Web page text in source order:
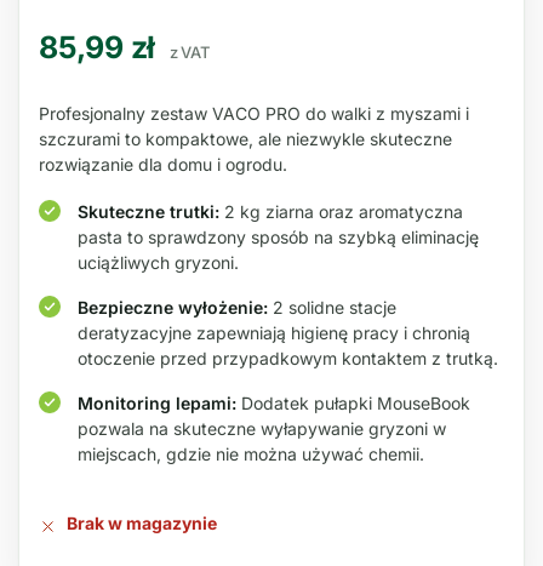
85,99 zł z VAT
Profesjonalny zestaw VACO PRO do walki z myszami i
szczurami to kompaktowe, ale niezwykle skuteczne
rozwiązanie dla domu i ogrodu.
Skuteczne trutki: 2 kg ziarna oraz aromatyczna
pasta to sprawdzony sposób na szybką eliminację
uciążliwych gryzoni.
Bezpieczne wyłożenie: 2 solidne stacje
deratyzacyjne zapewniają higienę pracy i chronią
otoczenie przed przypadkowym kontaktem z trutką.
Monitoring lepami: Dodatek pułapki MouseBook
pozwala na skuteczne wyłapywanie gryzoni w
miejscach, gdzie nie można używać chemii.
Brak w magazynie